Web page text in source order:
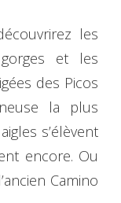
les
et les
des Picos
la plus
s’élèvent
encore. Ou
Camino